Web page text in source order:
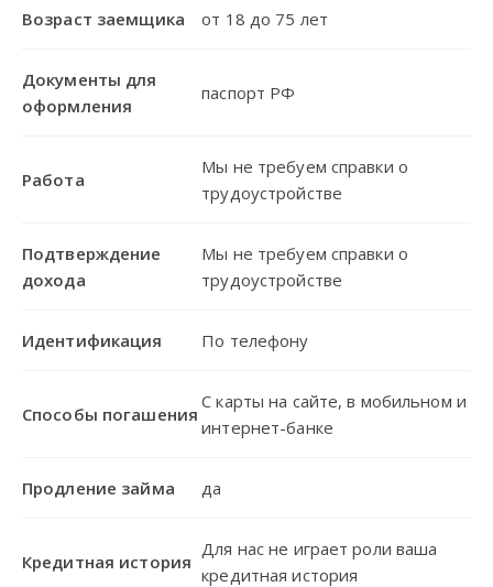
Возраст заемщика от 18 до 75 лет
Документы для
оформления
паспорт РФ
Работа
Мы не требуем справки о
трудоустройстве
Подтверждение
дохода
Мы не требуем справки о
трудоустройстве
Идентификация По телефону
Способы погашения
С карты на сайте, в мобильном и
интернет-банке
Продление займа да
Кредитная история
Для нас не играет роли ваша
кредитная история